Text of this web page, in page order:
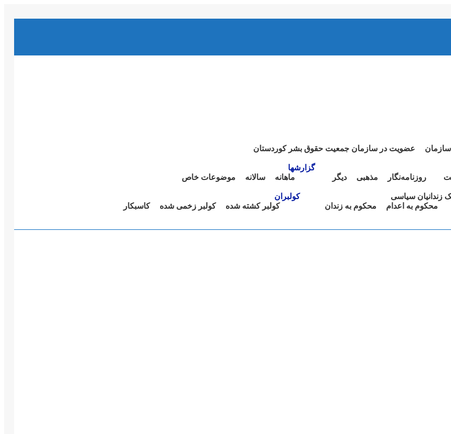
عضویت در سازمان جمعیت حقوق بشر کوردستان
روزنامەنگار مذهبی دیگر
گزارشها
ماهانە
سالانە
موضوعات خاص
زندانیان سیاسی
محکوم بە اعدام
محکوم بە زندان
کولبران
کولبر کشتە شدە
کولبر زخمی شدە
کاسبکار